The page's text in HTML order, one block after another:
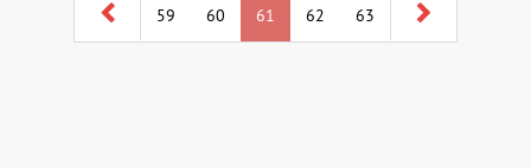
59 60 61 62 63